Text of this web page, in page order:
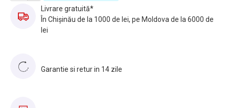
Livrare gratuită*
În Chișinău de la 1000 de lei, pe Moldova de la 6000 de
lei
Garantie si retur in 14 zile